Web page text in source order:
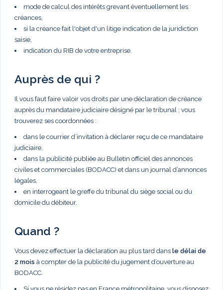
mode de calcul des intérêts grevant éventuellement les
créances,
si la créance fait l'objet d'un litige indication de la juridiction
saisie,
indication du RIB de votre entreprise.
Auprès de qui ?
Il vous faut faire valoir vos droits par une déclaration de créance
auprès du mandataire judiciaire désigné par le tribunal ; vous
trouverez ses coordonnées :
dans le courrier d’invitation à déclarer reçu de ce mandataire
judiciaire,
dans la publicité publiée au Bulletin officiel des annonces
civiles et commerciales (BODACC) et dans un journal d’annonces
légales,
en interrogeant le greffe du tribunal du siège social ou du
domicile du débiteur.
Quand ?
Vous devez effectuer la déclaration au plus tard dans le délai de
2 mois à compter de la publicité du jugement d’ouverture au
BODACC.